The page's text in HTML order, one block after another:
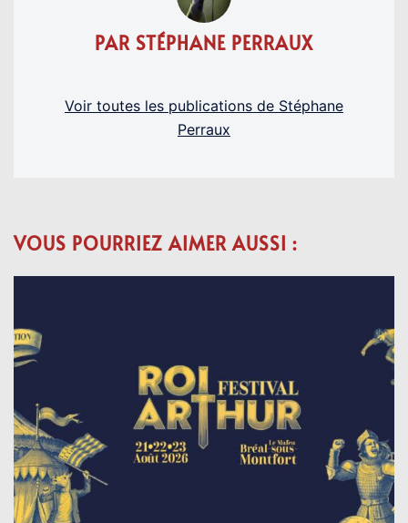
PAR STÉPHANE PERRAUX
Voir toutes les publications de Stéphane
Perraux
VOUS POURRIEZ AIMER AUSSI :